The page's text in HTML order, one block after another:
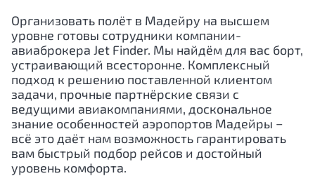
Организовать полёт в Мадейру на высшем
уровне готовы сотрудники компании-
авиаброкера Jet Finder. Мы найдём для вас борт,
устраивающий всесторонне. Комплексный
подход к решению поставленной клиентом
задачи, прочные партнёрские связи с
ведущими авиакомпаниями, доскональное
знание особенностей аэропортов Мадейры −
всё это даёт нам возможность гарантировать
вам быстрый подбор рейсов и достойный
уровень комфорта.